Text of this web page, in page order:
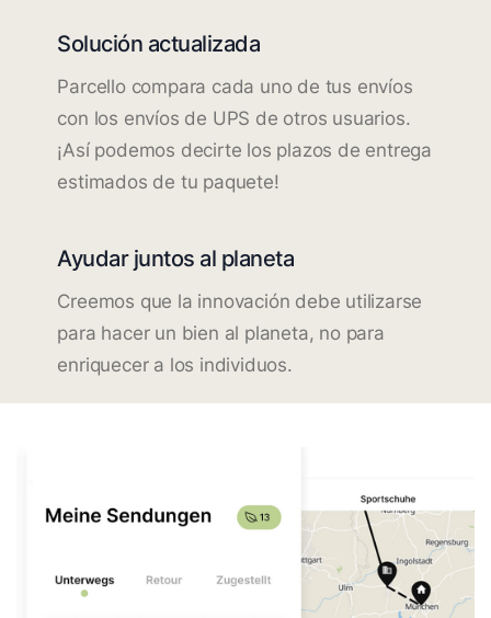
Solución actualizada
Parcello compara cada uno de tus envíos
con los envíos de UPS de otros usuarios.
¡Así podemos decirte los plazos de entrega
estimados de tu paquete!
Ayudar juntos al planeta
Creemos que la innovación debe utilizarse
para hacer un bien al planeta, no para
enriquecer a los individuos.